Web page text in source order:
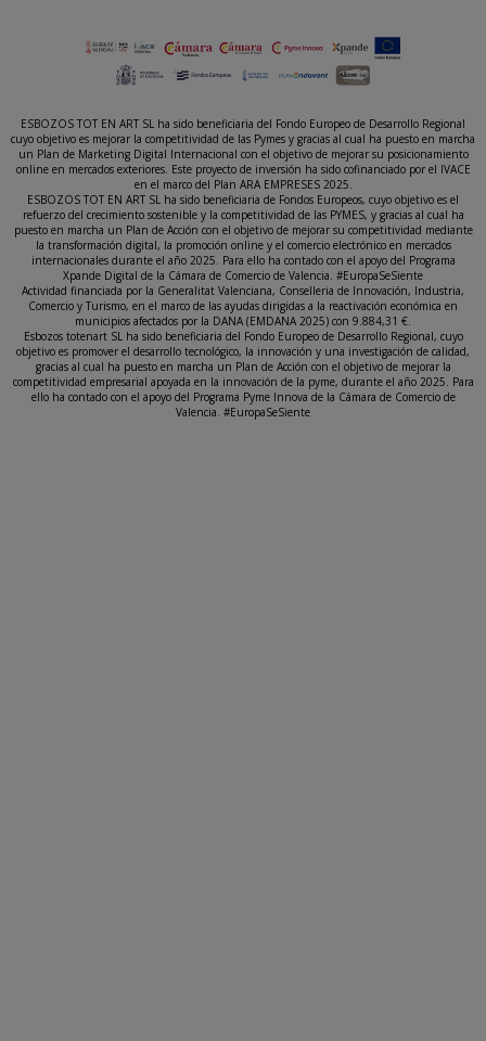
ESBOZOS TOT EN ART SL ha sido beneficiaria del Fondo Europeo de Desarrollo Regional
cuyo objetivo es mejorar la competitividad de las Pymes y gracias al cual ha puesto en marcha
un Plan de Marketing Digital Internacional con el objetivo de mejorar su posicionamiento
online en mercados exteriores. Este proyecto de inversión ha sido cofinanciado por el IVACE
en el marco del Plan ARA EMPRESES 2025.
ESBOZOS TOT EN ART SL ha sido beneficiaria de Fondos Europeos, cuyo objetivo es el
refuerzo del crecimiento sostenible y la competitividad de las PYMES, y gracias al cual ha
puesto en marcha un Plan de Acción con el objetivo de mejorar su competitividad mediante
la transformación digital, la promoción online y el comercio electrónico en mercados
internacionales durante el año 2025. Para ello ha contado con el apoyo del Programa
Xpande Digital de la Cámara de Comercio de Valencia. #EuropaSeSiente
Actividad financiada por la Generalitat Valenciana, Conselleria de Innovación, Industria,
Comercio y Turismo, en el marco de las ayudas dirigidas a la reactivación económica en
municipios afectados por la DANA (EMDANA 2025) con 9.884,31 €.
Esbozos totenart SL ha sido beneficiaria del Fondo Europeo de Desarrollo Regional, cuyo
objetivo es promover el desarrollo tecnológico, la innovación y una investigación de calidad,
gracias al cual ha puesto en marcha un Plan de Acción con el objetivo de mejorar la
competitividad empresarial apoyada en la innovación de la pyme, durante el año 2025. Para
ello ha contado con el apoyo del Programa Pyme Innova de la Cámara de Comercio de
Valencia. #EuropaSeSiente